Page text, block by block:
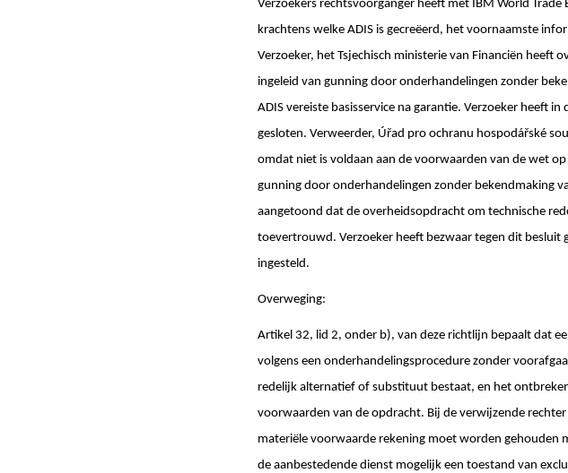
Verzoekers rechtsvoorganger heeft met IBM World
krachtens welke ADIS is gecreëerd, het voornaamste
Verzoeker, het Tsjechisch ministerie van Financiën heeft
ingeleid van gunning door onderhandelingen zonder
ADIS vereiste basisservice na garantie. Verzoeker heeft
gesloten. Verweerder, Úřad pro ochranu hospodářské
omdat niet is voldaan aan de voorwaarden van de wet
gunning door onderhandelingen zonder bekendmaking
aangetoond dat de overheidsopdracht om technische
toevertrouwd. Verzoeker heeft bezwaar tegen dit besluit
ingesteld.
Overweging:
Artikel 32, lid 2, onder b), van deze richtlijn bepaalt dat
volgens een onderhandelingsprocedure zonder
redelijk alternatief of substituut bestaat, en het
voorwaarden van de opdracht. Bij de verwijzende
materiële voorwaarde rekening moet worden
de aanbestedende dienst mogelijk een toestand van